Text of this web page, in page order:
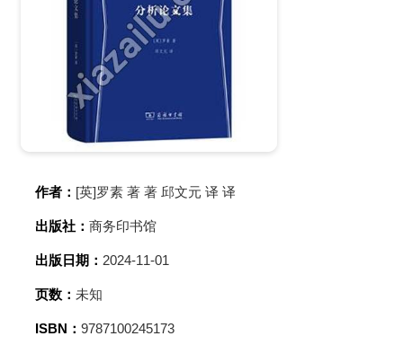
作者： [英]罗素 著 著 邱文元 译 译
出版社： 商务印书馆
出版日期： 2024-11-01
页数： 未知
ISBN： 9787100245173